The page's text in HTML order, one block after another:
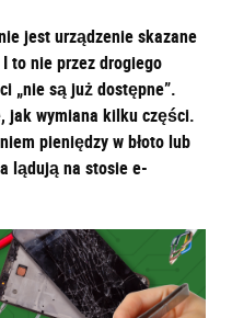
jest urządzenie skazane
to nie przez drogiego
„nie są już dostępne”.
jak wymiana kilku części.
pieniędzy w błoto lub
lądują na stosie e-